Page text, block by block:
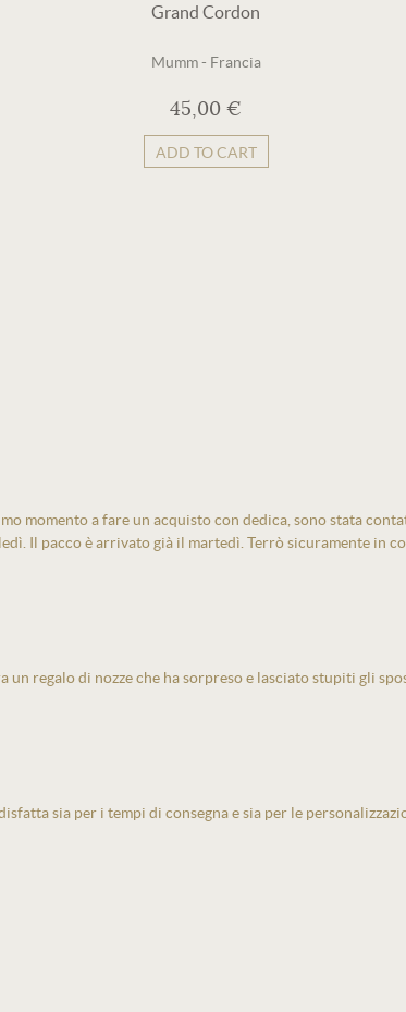
Grand Cordon
Mumm - Francia
45,00 €
ADD TO CART
momento a fare un acquisto con dedica, sono stata
Il pacco è arrivato già il martedì. Terrò sicuramente in
un regalo di nozze che ha sorpreso e lasciato stupiti gli
sia per i tempi di consegna e sia per le